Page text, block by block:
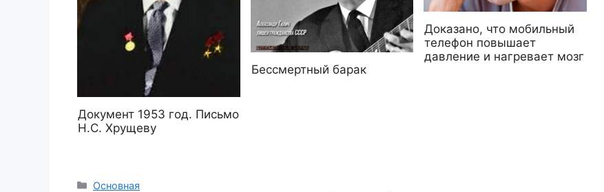
Документ 1953 год. Письмо
Н.С. Хрущеву
Бессмертный барак
Доказано, что мобильный
телефон повышает
давление и нагревает мозг
Рубрики
Основная